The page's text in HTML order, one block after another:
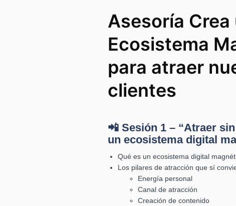
Asesoría Crea
Ecosistema
para atraer
clientes
📲 Sesión 1 – “Atraer
un ecosistema digital
Qué es un ecosistema digital
Los pilares de atracción que sí
Energía personal
Canal de atracción
Creación de contenido